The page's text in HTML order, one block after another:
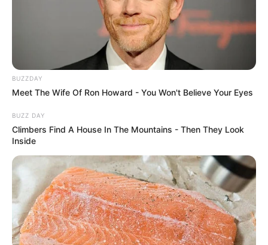
BUZZDAY
Meet The Wife Of Ron Howard - You Won't Believe Your Eyes
BUZZ DAY
Climbers Find A House In The Mountains - Then They Look
Inside